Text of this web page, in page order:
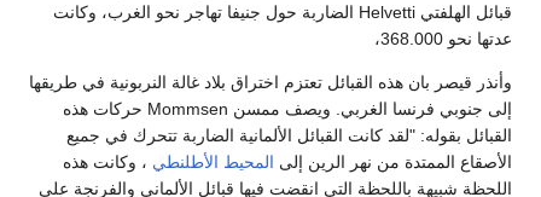
قبائل الهلفتي Helvetti الضاربة حول جنيفا تهاجر نحو الغرب، وكانت
عدتها نحو 368.000،
وأنذر قيصر بان هذه القبائل تعتزم اختراق بلاد غالة النربونية في طريقها
إلى جنوبي فرنسا الغربي. ويصف ممسن Mommsen حركات هذه
القبائل بقوله: "لقد كانت القبائل الألمانية الضاربة تتحرك في جميع
الأصقاع الممتدة من نهر الرين إلى المحيط الأطلنطي ، وكانت هذه
اللحظة شبيهة باللحظة التي انقضت فيها قبائل الألماني والفرنجة على